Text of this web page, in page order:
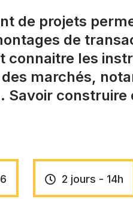
de projets
de
connaitre les
marchés,
Savoir construire
2 jours - 14h